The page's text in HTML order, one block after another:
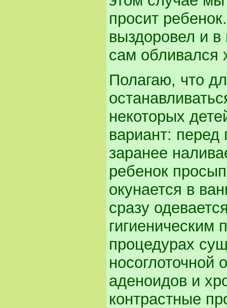
просит
выздоровел и
сам обливался
Полагаю, что
некоторых
вариант:
заранее
ребенок
окунается в
сразу
гигиеническим
процедурах
носоглоточной
аденоидов и
контрастные